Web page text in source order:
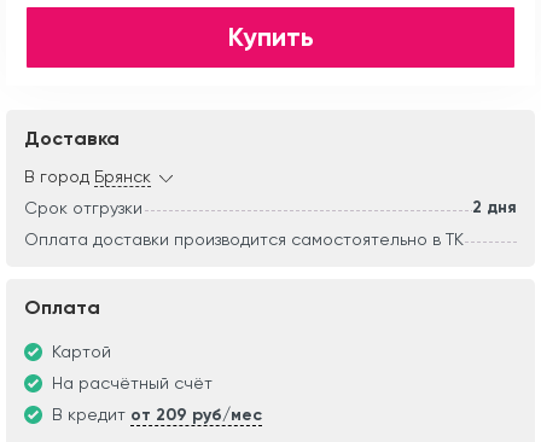
Купить
Доставка
В город Брянск
Срок отгрузки
2 дня
Оплата доставки производится самостоятельно в ТК
Оплата
Картой
На расчётный счёт
В кредит от 209 руб/мес